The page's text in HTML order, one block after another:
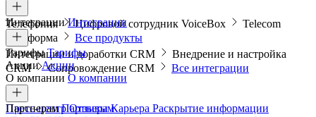
Телефония Цифровой сотрудник VoiceBox
Telecom
платформа
Все продукты
ИнтеграцииИнтеграции
Интеграции и доработки CRM
Внедрение и настройка
CRM
Сопровождение CRM Все интеграции
ТарифыТарифы
АкцииАкции
О компании О компании
Пресс-центрОтзывыКарьера Раскрытие информации
ПартнерамПартнерам